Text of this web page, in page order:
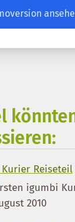
Reiseteil
igumbi
2010